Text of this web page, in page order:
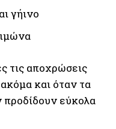
γήινο
τις αποχρώσεις
και όταν τα
εύκολα